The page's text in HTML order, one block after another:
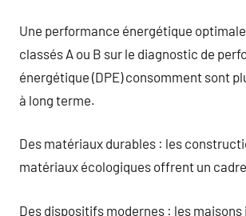
Une performance énergétique
classés A ou B sur le diagnostic de
énergétique (DPE) consomment sont
à long terme.
Des matériaux durables : les
matériaux écologiques offrent un
Des dispositifs modernes : les